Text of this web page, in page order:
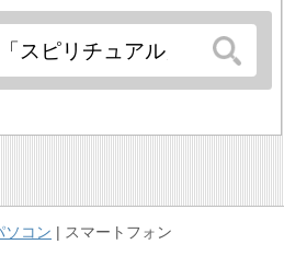
ソコン スマートフォン